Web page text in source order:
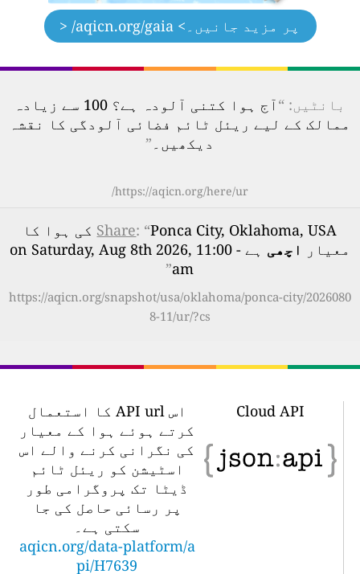
پر مزید جانیں۔ > aqicn.org/gaia/ <
بانٹیں: “
آج ہوا کتنی آلودہ ہے؟ 100 سے زیادہ
ممالک کے لیے ریئل ٹائم فضائی آلودگی کا نقشہ
دیکھیں۔ ”
https://aqicn.org/here/ur/
Share : “
Ponca City, Oklahoma, USA کی ہوا کا
معیار
اچھی
ہے - on Saturday, Aug 8th 2026, 11:00
am
”
https://aqicn.org/snapshot/usa/oklahoma/ponca-city/2026080
8-11/ur/?cs
Cloud API
اس API url کا استعمال
کرتے ہوئے ہوا کے معیار
کی نگرانی کرنے والے اس
اسٹیشن کو ریئل ٹائم
ڈیٹا تک پروگرامی طور
پر رسائی حاصل کی جا
سکتی ہے۔
aqicn.org/data-platform/a
pi/H7639